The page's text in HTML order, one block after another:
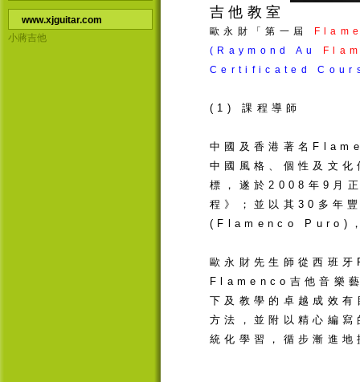
www.xjguitar.com
小蔣吉他
吉他教室
歐永財「第一屆
(Raymond Au
Certificated
(1) 課程導師
中國及香港著名
中國風格、個性及文
標，遂於2008年9月
程》；並以其30多年
(Flamenco Puro)，
歐永財先生師從西班
Flamenco吉他音樂藝
下及教學的卓越成效
方法，並附以精心編
統化學習，循步漸進